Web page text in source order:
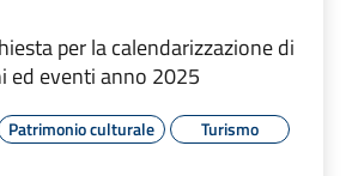
per la calendarizzazione di
ed eventi anno 2025
Patrimonio culturale Turismo